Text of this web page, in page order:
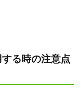
る時の注意点